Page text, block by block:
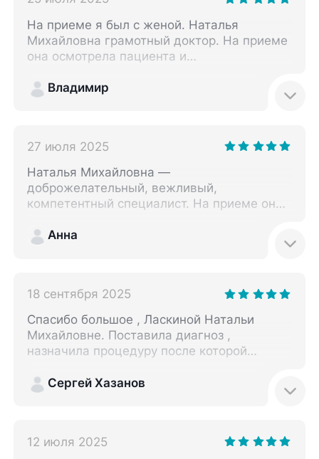
На приеме я был с женой. Наталья
Михайловна грамотный доктор. На приеме
она осмотрела пациента и
рекомендации.
Владимир
27 июля 2025
Наталья Михайловна —
доброжелательный, вежливый,
компетентный специалист. На приеме она
доктор выписала мне лекарства.
Анна
18 сентября 2025
Спасибо большое , Ласкиной Натальи
Михайловне. Поставила диагноз ,
назначила процедуру после которой
Сергей Хазанов
12 июля 2025